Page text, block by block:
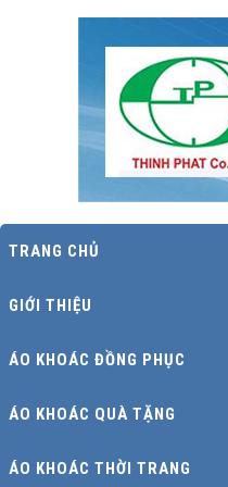
TRANG CHỦ
GIỚI THIỆU
ÁO KHOÁC ĐỒNG PHỤC
ÁO KHOÁC QUÀ TẶNG
ÁO KHOÁC THỜI TRANG